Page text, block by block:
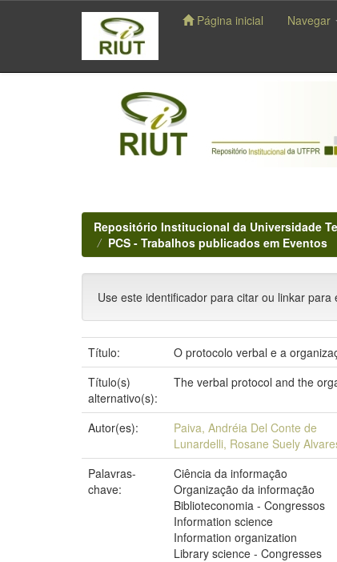
navigation
Página inicial Navegar
Repositório Institucional da Universidade
PCS - Trabalhos publicados em Eventos
Use este identificador para citar ou linkar para
Título:
O protocolo verbal e a
Título(s)
alternativo(s):
The verbal protocol and the
Autor(es):
Paiva, Andréia Del Conte de
Lunardelli, Rosane Suely
Palavras-
chave:
Ciência da informação
Organização da informação
Biblioteconomia - Congressos
Information science
Information organization
Library science - Congresses